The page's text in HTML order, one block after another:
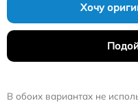
Хочу
В обоих вариантах не